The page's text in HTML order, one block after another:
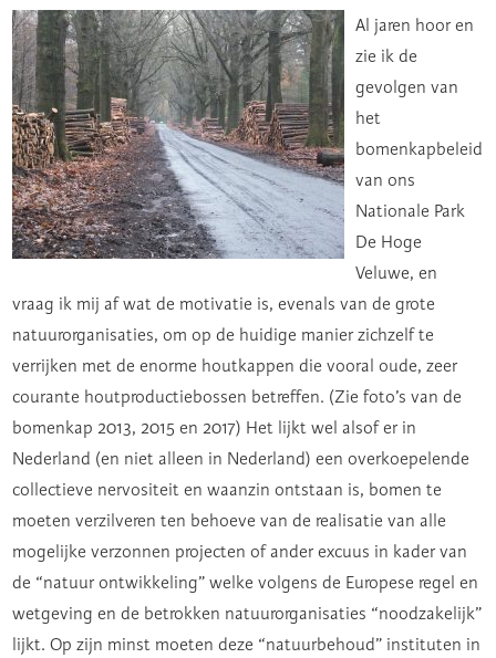
Al jaren hoor en
zie ik de
gevolgen van
het
bomenkapbeleid
van ons
Nationale Park
De Hoge
Veluwe, en
vraag ik mij af wat de motivatie is, evenals van de grote
natuurorganisaties, om op de huidige manier zichzelf te
verrijken met de enorme houtkappen die vooral oude, zeer
courante houtproductiebossen betreffen. (Zie foto’s van de
bomenkap 2013, 2015 en 2017) Het lijkt wel alsof er in
Nederland (en niet alleen in Nederland) een overkoepelende
collectieve nervositeit en waanzin ontstaan is, bomen te
moeten verzilveren ten behoeve van de realisatie van alle
mogelijke verzonnen projecten of ander excuus in kader van
de “natuur ontwikkeling” welke volgens de Europese regel en
wetgeving en de betrokken natuurorganisaties “noodzakelijk”
lijkt. Op zijn minst moeten deze “natuurbehoud” instituten in